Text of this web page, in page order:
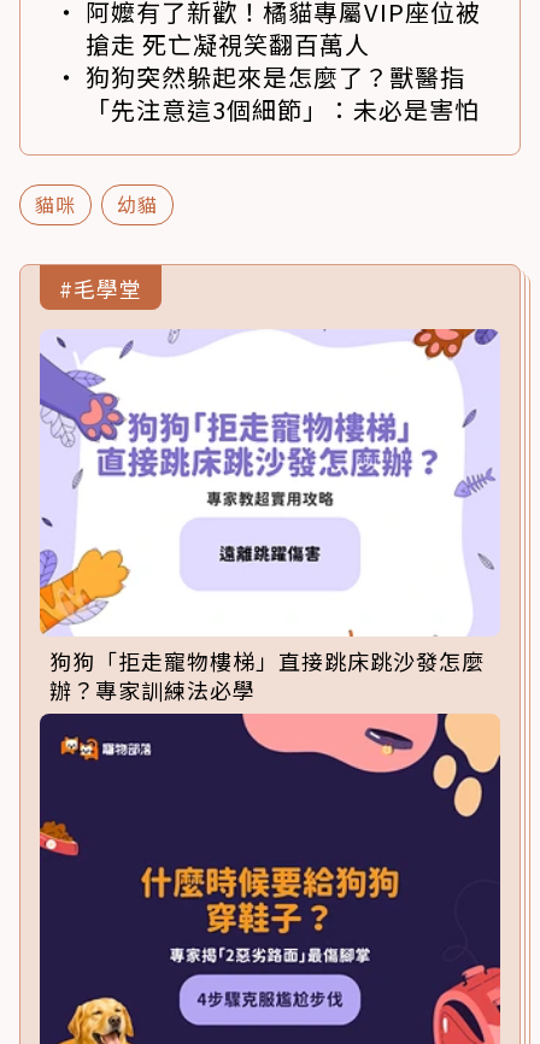
阿嬤有了新歡！橘貓專屬VIP座位被
搶走 死亡凝視笑翻百萬人
狗狗突然躲起來是怎麼了？獸醫指
「先注意這3個細節」：未必是害怕
貓咪 幼貓
#毛學堂
狗狗「拒走寵物樓梯」直接跳床跳沙發怎麼
辦？專家訓練法必學